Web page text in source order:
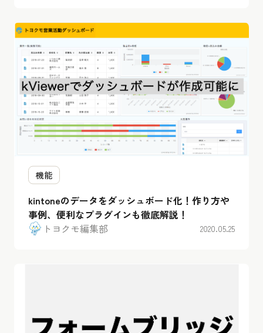
機能
kintoneのデータをダッシュボード化！作り方や
事例、便利なプラグインも徹底解説！
トヨクモ編集部
2020.05.25